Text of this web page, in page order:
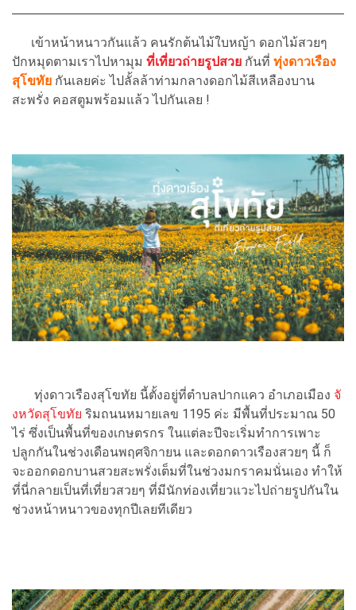
เข้าหน้าหนาวกันแล้ว คนรักต้นไม้ใบหญ้า ดอกไม้สวยๆ
ปักหมุดตามเราไปหามุม ที่เที่ยวถ่ายรูปสวย กันที่ ทุ่งดาวเรือง
สุโขทัย กันเลยค่ะ ไปลั้ลล้าท่ามกลางดอกไม้สีเหลืองบาน
สะพรั่ง คอสตูมพร้อมแล้ว ไปกันเลย !
ทุ่งดาวเรืองสุโขทัย นี้ตั้งอยู่ที่ตำบลปากแคว อำเภอเมือง จั
งหวัดสุโขทัย ริมถนนหมายเลข 1195 ค่ะ มีพื้นที่ประมาณ 50
ไร่ ซึ่งเป็นพื้นที่ของเกษตรกร ในแต่ละปีจะเริ่มทำการเพาะ
ปลูกกันในช่วงเดือนพฤศจิกายน และดอกดาวเรืองสวยๆ นี้ ก็
จะออกดอกบานสวยสะพรั่งเต็มที่ในช่วงมกราคมนั่นเอง ทำให้
ที่นี่กลายเป็นที่เที่ยวสวยๆ ที่มีนักท่องเที่ยวแวะไปถ่ายรูปกันใน
ช่วงหน้าหนาวของทุกปีเลยทีเดียว